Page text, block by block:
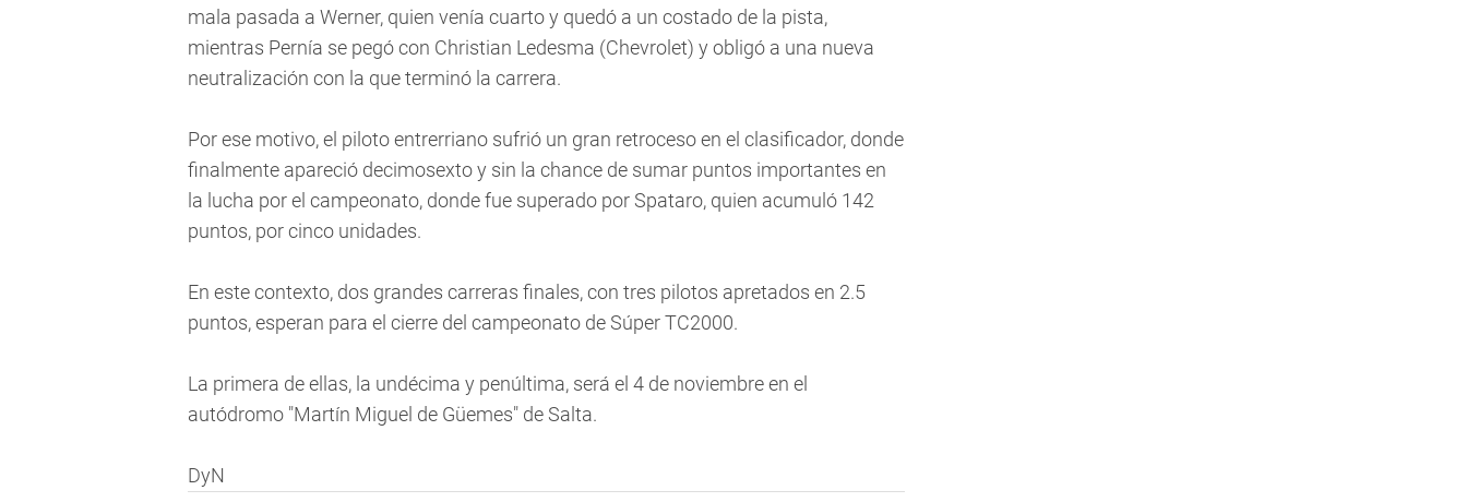
mala pasada a Werner, quien venía cuarto y quedó a un costado de la pista,
mientras Pernía se pegó con Christian Ledesma (Chevrolet) y obligó a una nueva
neutralización con la que terminó la carrera.
Por ese motivo, el piloto entrerriano sufrió un gran retroceso en el clasificador, donde
finalmente apareció decimosexto y sin la chance de sumar puntos importantes en
la lucha por el campeonato, donde fue superado por Spataro, quien acumuló 142
puntos, por cinco unidades.
En este contexto, dos grandes carreras finales, con tres pilotos apretados en 2.5
puntos, esperan para el cierre del campeonato de Súper TC2000.
La primera de ellas, la undécima y penúltima, será el 4 de noviembre en el
autódromo "Martín Miguel de Güemes" de Salta.
DyN